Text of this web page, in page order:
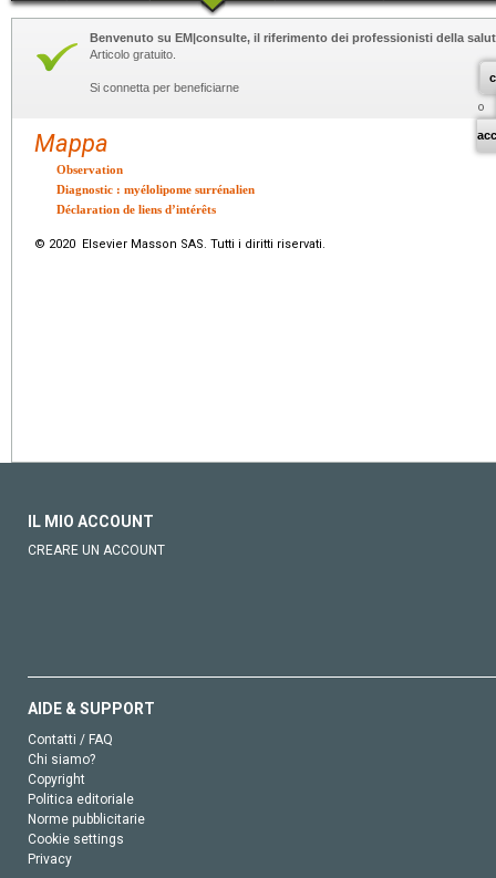
o
Benvenuto su EM|consulte, il riferimento dei professionisti della
Articolo gratuito.
Si connetta per beneficiarne
Mappa
Observation
Diagnostic : myélolipome surrénalien
Déclaration de liens d’intérêts
© 2020 Elsevier Masson SAS. Tutti i diritti riservati.
IL MIO ACCOUNT
CREARE UN ACCOUNT
AIDE & SUPPORT
Contatti / FAQ
Chi siamo?
Copyright
Politica editoriale
Norme pubblicitarie
Cookie settings
Privacy